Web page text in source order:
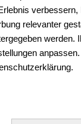
relevanter
werden.